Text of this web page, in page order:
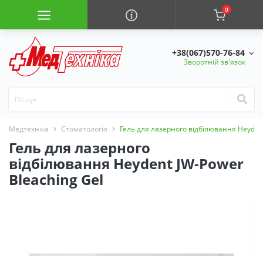
0
+38(067)570-76-84
Зворотній зв'язок
Медтехніка Стоматологія Гель для лазерного відбілювання
Гель для лазерного
відбілювання Heydent JW-Power
Bleaching Gel